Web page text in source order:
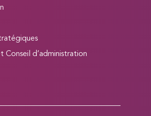
Conseil d’administration